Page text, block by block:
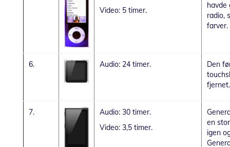
Video: 5 timer.
havde
radio,
farver.
6. Audio: 24 timer.
Den
fjernet.
7.
Audio: 30 timer.
Video: 3,5 timer.
en
igen